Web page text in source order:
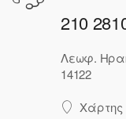
210
Λεωφ.
14122
Χάρτης